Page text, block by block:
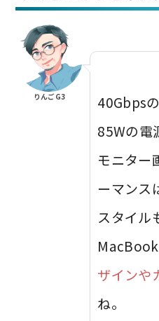
りんごG3
40Gbps
85Wの電
モニター
ーマンス
スタイル
ザインや
ね。